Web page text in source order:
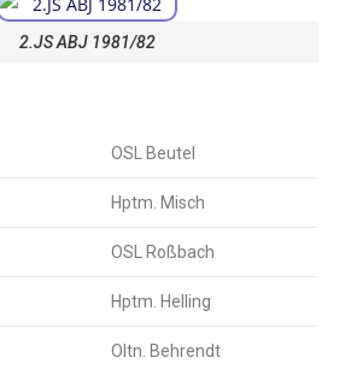
2.JS ABJ 1981/82
OSL Beutel
Hptm. Misch
OSL Roßbach
Hptm. Helling
Oltn. Behrendt